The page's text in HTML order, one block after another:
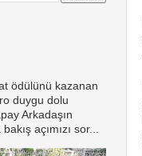
ödülünü kazanan
duygu dolu
Arkadaşın
açımızı sor...